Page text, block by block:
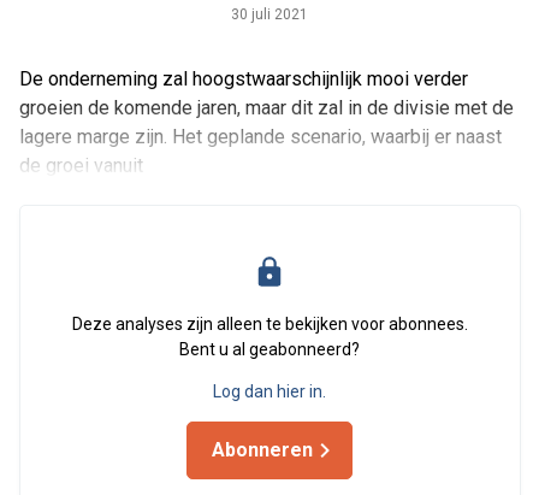
30 juli 2021
De onderneming zal hoogstwaarschijnlijk mooi verder
groeien de komende jaren, maar dit zal in de divisie met de
lagere marge zijn. Het geplande scenario, waarbij er naast
de groei vanuit
Deze analyses zijn alleen te bekijken voor abonnees.
Bent u al geabonneerd?
Log dan hier in.
Abonneren